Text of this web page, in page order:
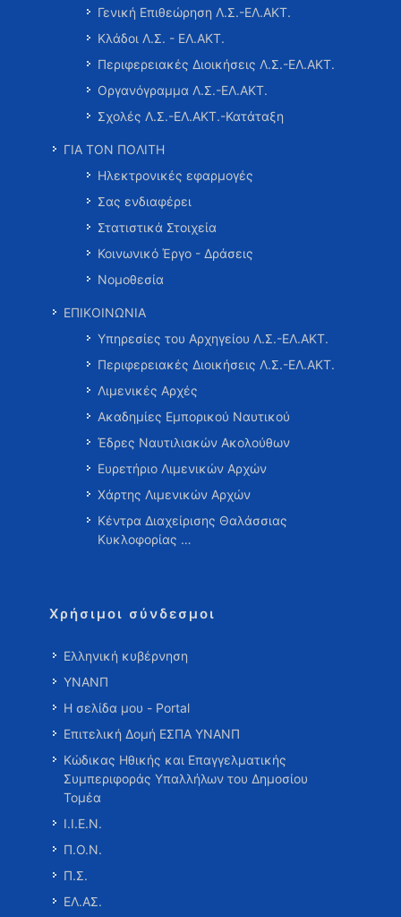
Γενική Επιθεώρηση Λ.Σ.-ΕΛ.ΑΚΤ.
Κλάδοι Λ.Σ. - ΕΛ.ΑΚΤ.
Περιφερειακές Διοικήσεις Λ.Σ.-ΕΛ.ΑΚΤ.
Οργανόγραμμα Λ.Σ.-ΕΛ.ΑΚΤ.
Σχολές Λ.Σ.-ΕΛ.ΑΚΤ.-Κατάταξη
ΓΙΑ ΤΟΝ ΠΟΛΙΤΗ
Ηλεκτρονικές εφαρμογές
Σας ενδιαφέρει
Στατιστικά Στοιχεία
Κοινωνικό Έργο - Δράσεις
Νομοθεσία
ΕΠΙΚΟΙΝΩΝΙΑ
Υπηρεσίες του Αρχηγείου Λ.Σ.-ΕΛ.ΑΚΤ.
Περιφερειακές Διοικήσεις Λ.Σ.-ΕΛ.ΑΚΤ.
Λιμενικές Αρχές
Ακαδημίες Εμπορικού Ναυτικού
Έδρες Ναυτιλιακών Ακολούθων
Ευρετήριο Λιμενικών Αρχών
Χάρτης Λιμενικών Αρχών
Κέντρα Διαχείρισης Θαλάσσιας
Κυκλοφορίας …
Χρήσιμοι σύνδεσμοι
Ελληνική κυβέρνηση
ΥΝΑΝΠ
Η σελίδα μου - Portal
Επιτελική Δομή ΕΣΠΑ ΥΝΑΝΠ
Κώδικας Ηθικής και Επαγγελματικής
Συμπεριφοράς Υπαλλήλων του Δημοσίου
Τομέα
Ι.Ι.Ε.Ν.
Π.Ο.Ν.
Π.Σ.
ΕΛ.ΑΣ.